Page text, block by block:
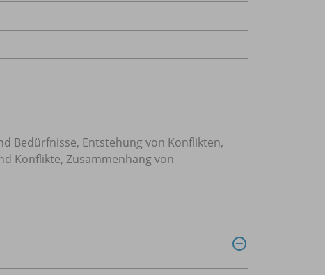
Bedürfnisse, Entstehung von Konflikten,
Konflikte, Zusammenhang von